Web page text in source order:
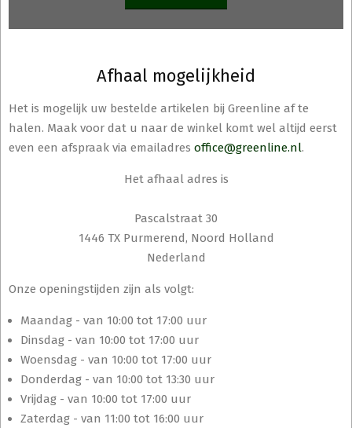
Afhaal mogelijkheid
Het is mogelijk uw bestelde artikelen bij Greenline af te
halen. Maak voor dat u naar de winkel komt wel altijd eerst
even een afspraak via emailadres office@greenline.nl.
Het afhaal adres is
Pascalstraat 30
1446 TX Purmerend, Noord Holland
Nederland
Onze openingstijden zijn als volgt:
Maandag - van 10:00 tot 17:00 uur
Dinsdag - van 10:00 tot 17:00 uur
Woensdag - van 10:00 tot 17:00 uur
Donderdag - van 10:00 tot 13:30 uur
Vrijdag - van 10:00 tot 17:00 uur
Zaterdag - van 11:00 tot 16:00 uur